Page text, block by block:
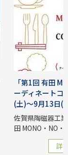
「第1回 有田
ーディネートコ
(土)～9月13日(
佐賀県陶磁器工
田 MONO・NO・
詳